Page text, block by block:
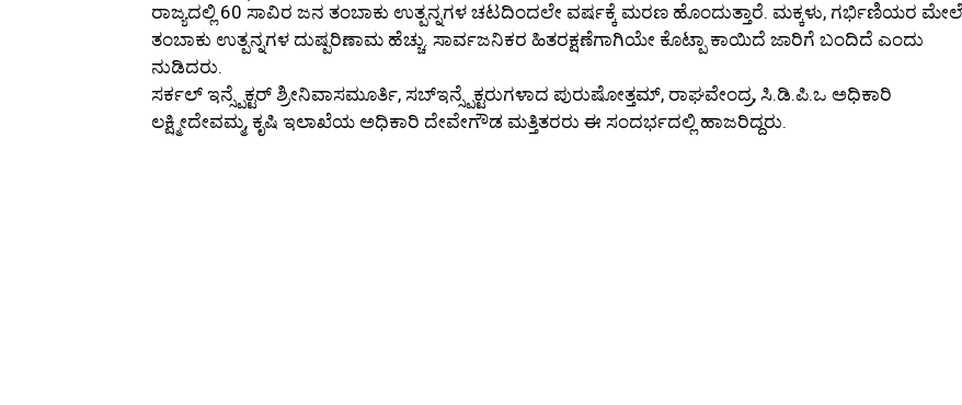
ರಾಜ್ಯದಲ್ಲಿ 60 ಸಾವಿರ ಜನ ತಂಬಾಕು ಉತ್ಪನ್ನಗಳ ಚಟದಿಂದಲೇ ವರ್ಷಕ್ಕೆ ಮರಣ ಹೊಂದುತ್ತಾರೆ. ಮಕ್ಕಳು, ಗರ್ಭಿಣಿಯರ ಮೇಲೆ
ತಂಬಾಕು ಉತ್ಪನ್ನಗಳ ದುಷ್ಪರಿಣಾಮ ಹೆಚ್ಚು. ಸಾರ್ವಜನಿಕರ ಹಿತರಕ್ಷಣೆಗಾಗಿಯೇ ಕೊಟ್ಪಾ ಕಾಯಿದೆ ಜಾರಿಗೆ ಬಂದಿದೆ ಎಂದು
ನುಡಿದರು.
ಸರ್ಕಲ್ ಇನ್ಸ್ಪೆಕ್ಟರ್ ಶ್ರೀನಿವಾಸಮೂರ್ತಿ, ಸಬ್ಇನ್ಸ್ಪೆಕ್ಟರುಗಳಾದ ಪುರುಷೋತ್ತಮ್, ರಾಘವೇಂದ್ರ, ಸಿ.ಡಿ.ಪಿ.ಒ ಅಧಿಕಾರಿ
ಲಕ್ಷ್ಮೀದೇವಮ್ಮ, ಕೃಷಿ ಇಲಾಖೆಯ ಅಧಿಕಾರಿ ದೇವೇಗೌಡ ಮತ್ತಿತರರು ಈ ಸಂದರ್ಭದಲ್ಲಿ ಹಾಜರಿದ್ದರು.